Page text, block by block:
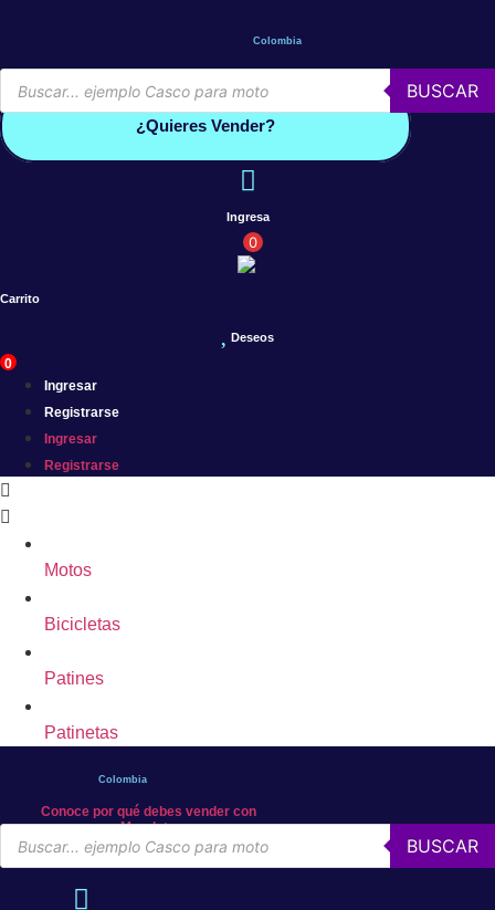
contenido
Colombia
Búsqueda
de
productos
BUSCAR
Conoce por qué debes vender con mercleta
¿Quieres Vender?
Ingresa
0
Carrito
Deseos
0
Ingresar
Registrarse
Ingresar
Registrarse
Motos
Bicicletas
Patines
Patinetas
Colombia
Conoce por qué debes vender con
Mercleta
Búsqueda
de
productos
BUSCAR